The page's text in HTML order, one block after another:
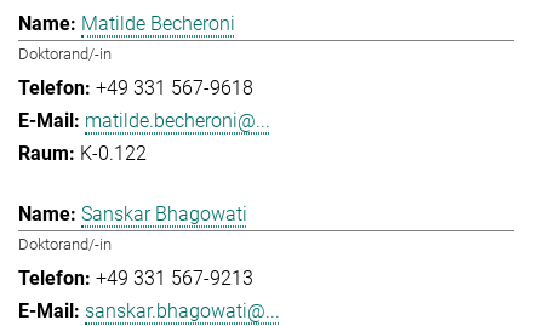
Matilde Becheroni
Doktorand/-in
+49 331 567-9618
matilde.becheroni@...
K-0.122
Sanskar Bhagowati
Doktorand/-in
+49 331 567-9213
sanskar.bhagowati@...